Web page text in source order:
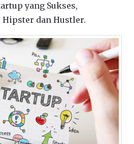
yang Sukses,
dan Hustler.